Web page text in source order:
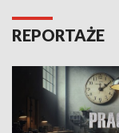
REPORTAŻE